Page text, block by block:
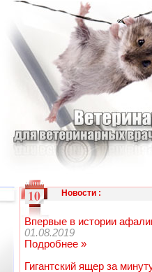
Новости:
Впервые в истории
01.08.2019
Подробнее »
Гигантский ящер за